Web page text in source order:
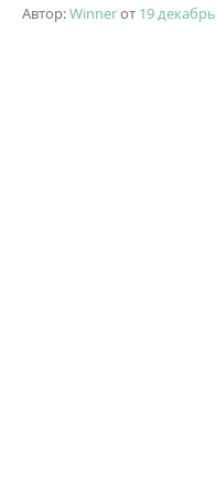
Автор:Winnerот 19 декабрь